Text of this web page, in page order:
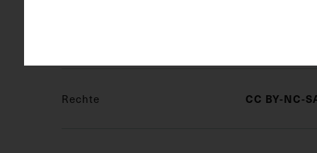
Rechte CC BY-NC-